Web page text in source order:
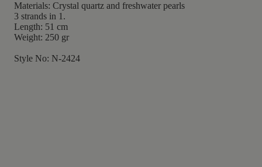
Materials: Crystal quartz and freshwater pearls
3 strands in 1.
Length: 51 cm
Weight: 250 gr
Style No: N-2424